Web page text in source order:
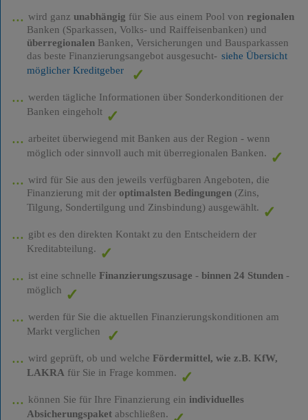
wird ganz unabhängig für Sie aus einem Pool von regionalen
Banken (Sparkassen, Volks- und Raiffeisenbanken) und
überregionalenBanken, Versicherungen und Bausparkassen
das beste Finanzierungsangebot ausgesucht- siehe Übersicht
möglicher Kreditgeber
werden tägliche Informationen über Sonderkonditionen der
Banken eingeholt
arbeitet überwiegend mit Banken aus der Region - wenn
möglich oder sinnvoll auch mit überregionalen Banken.
wird für Sie aus den jeweils verfügbaren Angeboten, die
Finanzierung mit der optimalsten Bedingungen(Zins,
Tilgung, Sondertilgung und Zinsbindung) ausgewählt.
gibt es den direkten Kontakt zu den Entscheidern der
Kreditabteilung.
ist eine schnelle Finanzierungszusage - binnen 24 Stunden-
möglich
werden für Sie die aktuellen Finanzierungskonditionen am
Markt verglichen
wird geprüft, ob und welche Fördermittel, wie z.B. KfW,
LAKRA für Sie in Frage kommen.
können Sie für Ihre Finanzierung ein individuelles
Absicherungspaketabschließen.